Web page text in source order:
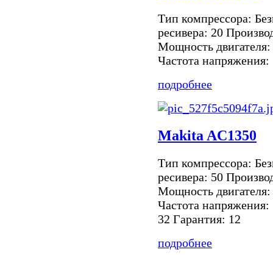
Тип компрессора:
ресивера: 20
Мощность
Частота
подробнее
Makita AC1350
Тип компрессора:
ресивера: 50
Мощность
Частота
32 Гарантия: 12
подробнее